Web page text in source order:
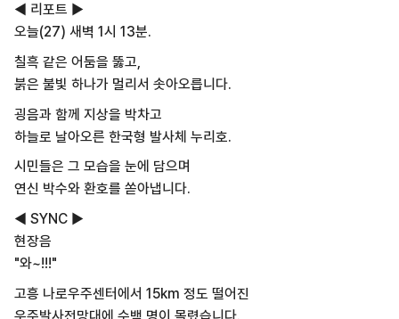
◀ 리포트 ▶
오늘(27) 새벽 1시 13분.
칠흑 같은 어둠을 뚫고,
붉은 불빛 하나가 멀리서 솟아오릅니다.
굉음과 함께 지상을 박차고
하늘로 날아오른 한국형 발사체 누리호.
시민들은 그 모습을 눈에 담으며
연신 박수와 환호를 쏟아냅니다.
◀ SYNC ▶
현장음
"와~!!!"
고흥 나로우주센터에서 15km 정도 떨어진